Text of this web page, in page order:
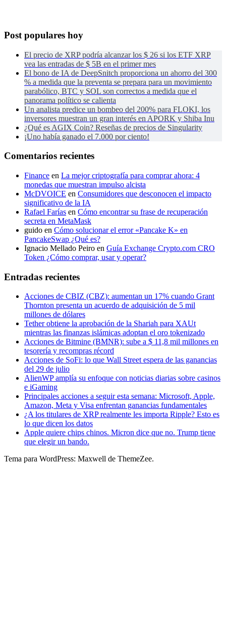
Post populares hoy
El precio de XRP podría alcanzar los $ 26 si los ETF XRP
vea las entradas de $ 5B en el primer mes
El bono de IA de DeepSnitch proporciona un ahorro del 300
% a medida que la preventa se prepara para un movimiento
parabólico, BTC y SOL son correctos a medida que el
panorama político se calienta
Un analista predice un bombeo del 200% para FLOKI, los
inversores muestran un gran interés en APORK y Shiba Inu
¿Qué es AGIX Coin? Reseñas de precios de Singularity
¡Uno había ganado el 7.000 por ciento!
Comentarios recientes
Finance en La mejor criptografía para comprar ahora: 4
monedas que muestran impulso alcista
McDVOICE en Consumidores que desconocen el impacto
significativo de la IA
Rafael Farías en Cómo encontrar su frase de recuperación
secreta en MetaMask
guido en Cómo solucionar el error «Pancake K» en
PancakeSwap ¿Qué es?
Ignacio Mellado Peiro en Guía Exchange Crypto.com CRO
Token ¿Cómo comprar, usar y operar?
Entradas recientes
Acciones de CBIZ (CBZ): aumentan un 17% cuando Grant
Thornton presenta un acuerdo de adquisición de 5 mil
millones de dólares
Tether obtiene la aprobación de la Shariah para XAUt
mientras las finanzas islámicas adoptan el oro tokenizado
Acciones de Bitmine (BMNR): sube a $ 11,8 mil millones en
tesorería y recompras récord
Acciones de SoFi: lo que Wall Street espera de las ganancias
del 29 de julio
AlienWP amplía su enfoque con noticias diarias sobre casinos
e iGaming
Principales acciones a seguir esta semana: Microsoft, Apple,
Amazon, Meta y Visa enfrentan ganancias fundamentales
¿A los titulares de XRP realmente les importa Ripple? Esto es
lo que dicen los datos
Apple quiere chips chinos. Micron dice que no. Trump tiene
que elegir un bando.
Tema para WordPress: Maxwell de ThemeZee.